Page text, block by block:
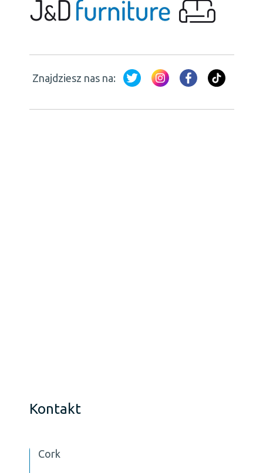
Znajdziesz nas na:
Kontakt
Cork